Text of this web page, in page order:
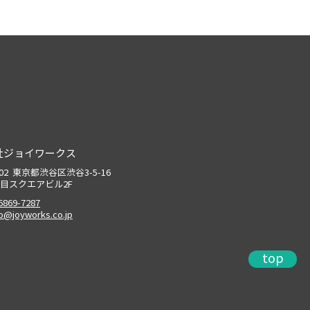
top
ジョイワークス
東京都渋谷区渋谷3-5-16
スクエアビル2F
7287